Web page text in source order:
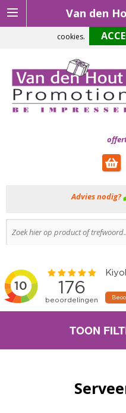
Van den
Advies nodig?
TOON
Om onze website optimaal te
cookies.